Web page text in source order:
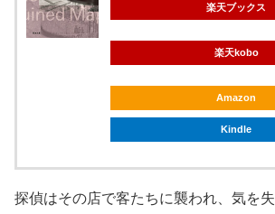
楽天ブックス
楽天kobo
Amazon
Kindle
探偵はその店で客たちに襲われ、気を